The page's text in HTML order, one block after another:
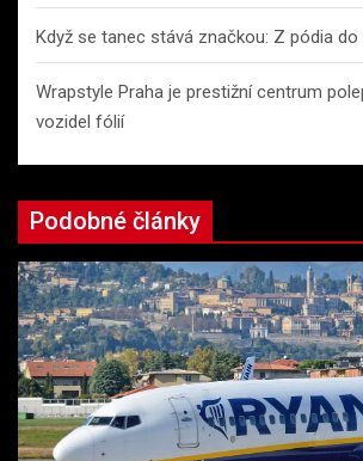
Když se tanec stává značkou: Z pódia do
Wrapstyle Praha je prestižní centrum
vozidel fólií
Podobné články